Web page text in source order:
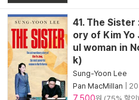
41. The
ory of Kim
ul woman in
k)
Sung-Yoon Lee
Pan MacMillan